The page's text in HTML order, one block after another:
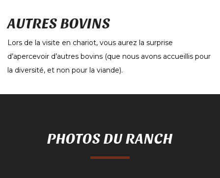
AUTRES BOVINS
Lors de la visite en chariot, vous aurez la surprise
d’apercevoir d’autres bovins (que nous avons accueillis pour
la diversité, et non pour la viande).
PHOTOS DU RANCH